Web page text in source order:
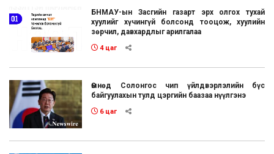
БНМАУ-ын Засгийн газарт эрх олгох тухай
хуулийг хүчингүй болсонд тооцож, хуулийн
зөрчил, давхардлыг арилгалаа
4 цаг
Өмнөд Солонгос чип үйлдвэрлэлийн бүс
байгуулахын тулд цэргийн баазаа нүүлгэнэ
6 цаг